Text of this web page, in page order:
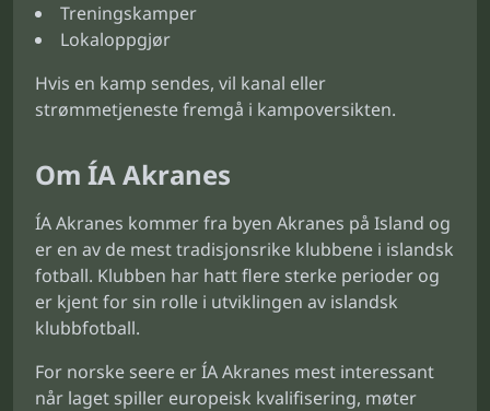
Treningskamper
Lokaloppgjør
Hvis en kamp sendes, vil kanal eller
strømmetjeneste fremgå i kampoversikten.
Om ÍA Akranes
ÍA Akranes kommer fra byen Akranes på Island og
er en av de mest tradisjonsrike klubbene i islandsk
fotball. Klubben har hatt flere sterke perioder og
er kjent for sin rolle i utviklingen av islandsk
klubbfotball.
For norske seere er ÍA Akranes mest interessant
når laget spiller europeisk kvalifisering, møter